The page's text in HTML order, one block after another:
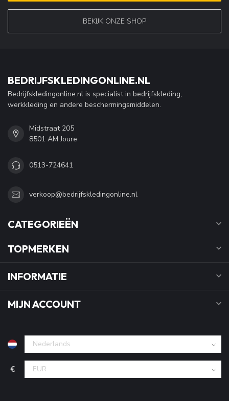
BEKIJK ONZE SHOP
BEDRIJFSKLEDINGONLINE.NL
Bedrijfskledingonline.nl is specialist in bedrijfskleding,
werkkleding en andere beschermingsmiddelen.
Midstraat 205
8501 AM Joure
0513-724641
verkoop@bedrijfskledingonline.nl
CATEGORIEËN
TOPMERKEN
INFORMATIE
MIJN ACCOUNT
€